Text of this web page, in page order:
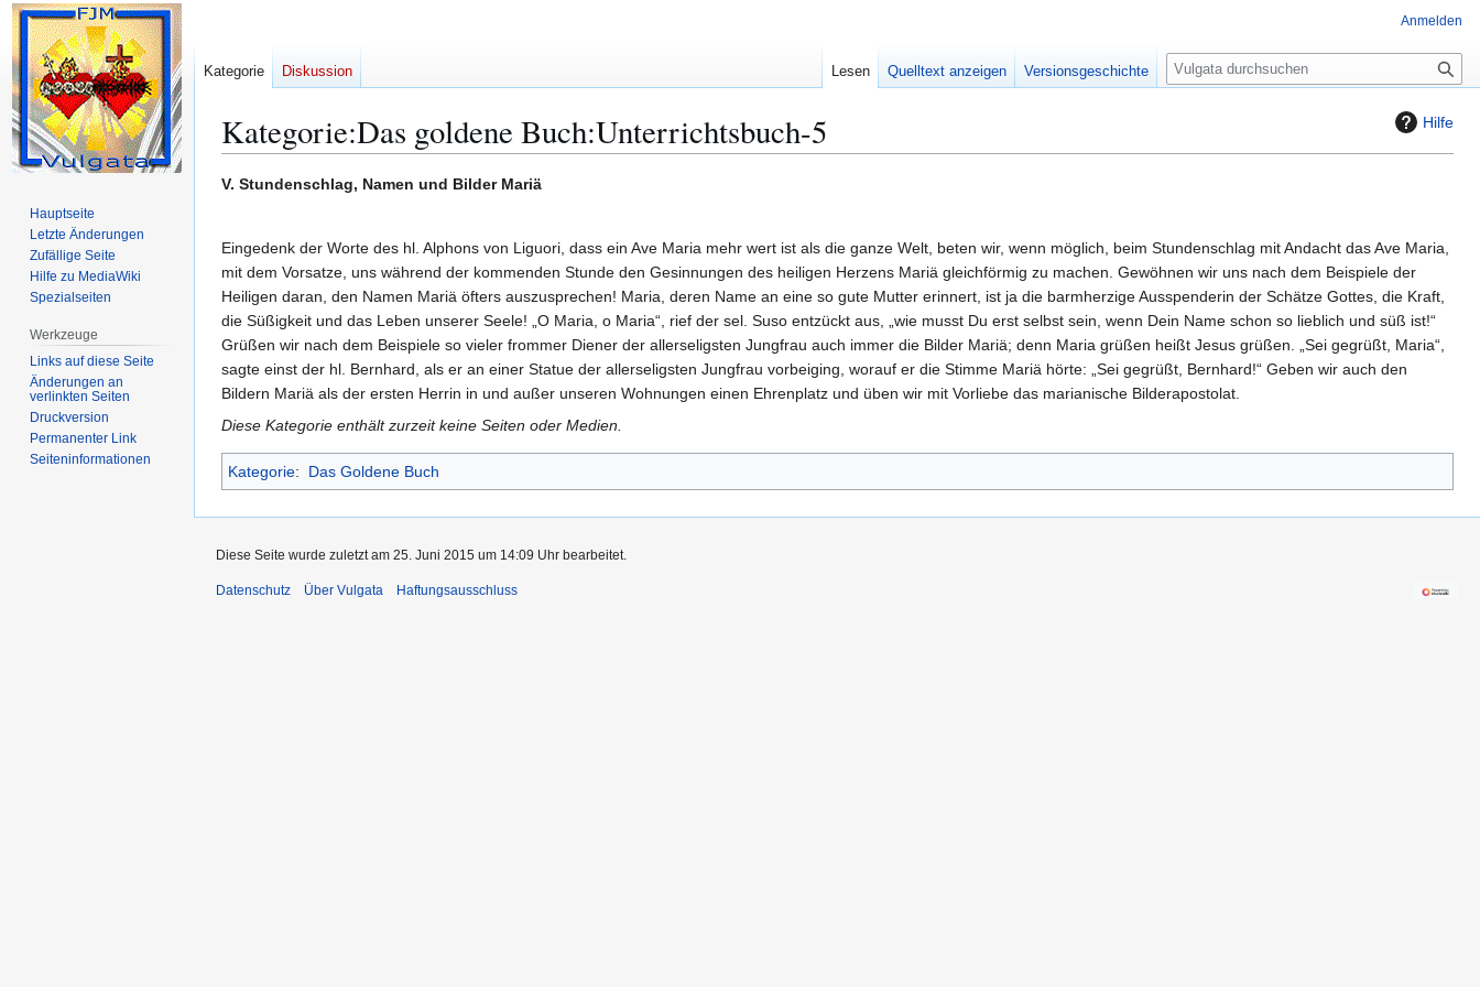
Hilfe
Kategorie:Das goldene Buch:Unterrichtsbuch-5
Zur
Zur
V. Stundenschlag, Namen und Bilder Mariä
Eingedenk der Worte des hl. Alphons von Liguori, dass ein Ave Maria mehr wert ist als die ganze Welt, beten wir, wenn möglich, beim Stundenschlag mit Andacht das Ave Maria,
mit dem Vorsatze, uns während der kommenden Stunde den Gesinnungen des heiligen Herzens Mariä gleichförmig zu machen. Gewöhnen wir uns nach dem Beispiele der
Heiligen daran, den Namen Mariä öfters auszusprechen! Maria, deren Name an eine so gute Mutter erinnert, ist ja die barmherzige Ausspenderin der Schätze Gottes, die Kraft,
die Süßigkeit und das Leben unserer Seele! „O Maria, o Maria“, rief der sel. Suso entzückt aus, „wie musst Du erst selbst sein, wenn Dein Name schon so lieblich und süß ist!“
Grüßen wir nach dem Beispiele so vieler frommer Diener der allerseligsten Jungfrau auch immer die Bilder Mariä; denn Maria grüßen heißt Jesus grüßen. „Sei gegrüßt, Maria“,
sagte einst der hl. Bernhard, als er an einer Statue der allerseligsten Jungfrau vorbeiging, worauf er die Stimme Mariä hörte: „Sei gegrüßt, Bernhard!“ Geben wir auch den
Bildern Mariä als der ersten Herrin in und außer unseren Wohnungen einen Ehrenplatz und üben wir mit Vorliebe das marianische Bilderapostolat.
Diese Kategorie enthält zurzeit keine Seiten oder Medien.
Kategorie: Das Goldene Buch
Anmelden
Kategorie Diskussion Lesen Quelltext anzeigen Versionsgeschichte
S
u
e
Hauptseite
Letzte Änderungen
Zufällige Seite
Hilfe zu MediaWiki
Spezialseiten
Werkzeuge
Links auf diese Seite
Änderungen an
verlinkten Seiten
Druckversion
Permanenter Link
Seiten­­informationen
Diese Seite wurde zuletzt am 25. Juni 2015 um 14:09 Uhr bearbeitet.
Datenschutz Über Vulgata Haftungsausschluss